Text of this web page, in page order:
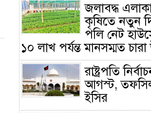
জলাবদ্ধ
কৃষিতে নতুন
পলি নেট
১০ লাখ পর্যন্ত মানসম্মত
রাষ্ট্রপতি
আগস্ট,
ইসির